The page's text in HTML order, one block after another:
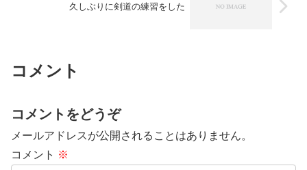
久しぶりに剣道の練習をした
コメント
コメントをどうぞ
メールアドレスが公開されることはありません。
コメント ※